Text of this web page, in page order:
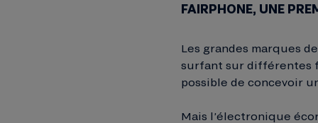
FAIRPHONE, UNE
Les grandes marques
surfant sur différentes
possible de concevoir
Mais l’électronique